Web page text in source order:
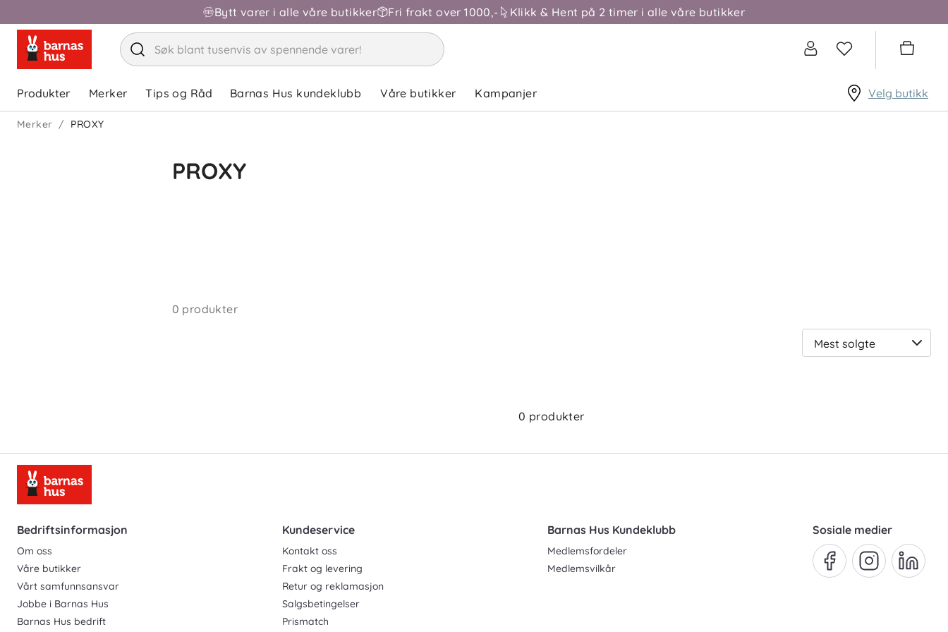
Bytt varer i alle våre butikker Fri frakt over 1000,- Klikk & Hent på 2 timer i alle våre butikker
Produkter Merker Tips og Råd Barnas Hus kundeklubb Våre butikker Kampanjer Velg butikk
Merker PROXY
PROXY
0 produkter
0 produkter
Bedriftsinformasjon
Om oss
Våre butikker
Vårt samfunnsansvar
Jobbe i Barnas Hus
Barnas Hus bedrift
Kundeservice
Kontakt oss
Frakt og levering
Retur og reklamasjon
Salgsbetingelser
Prismatch
Barnas Hus Kundeklubb
Medlemsfordeler
Medlemsvilkår
Sosiale medier